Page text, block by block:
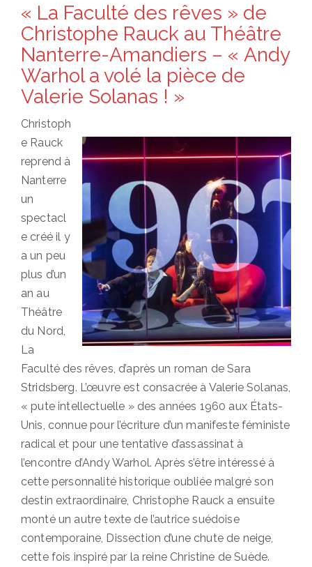
« La Faculté des rêves » de
Christophe Rauck au Théâtre
Nanterre-Amandiers – « Andy
Warhol a volé la pièce de
Valerie Solanas ! »
Christoph
e Rauck
reprend à
Nanterre
un
spectacl
e créé il y
a un peu
plus d’un
an au
Théâtre
du Nord,
La
Faculté des rêves, d’après un roman de Sara
Stridsberg. L’œuvre est consacrée à Valerie Solanas,
« pute intellectuelle » des années 1960 aux États-
Unis, connue pour l’écriture d’un manifeste féministe
radical et pour une tentative d’assassinat à
l’encontre d’Andy Warhol. Après s’être intéressé à
cette personnalité historique oubliée malgré son
destin extraordinaire, Christophe Rauck a ensuite
monté un autre texte de l’autrice suédoise
contemporaine, Dissection d’une chute de neige,
cette fois inspiré par la reine Christine de Suède.